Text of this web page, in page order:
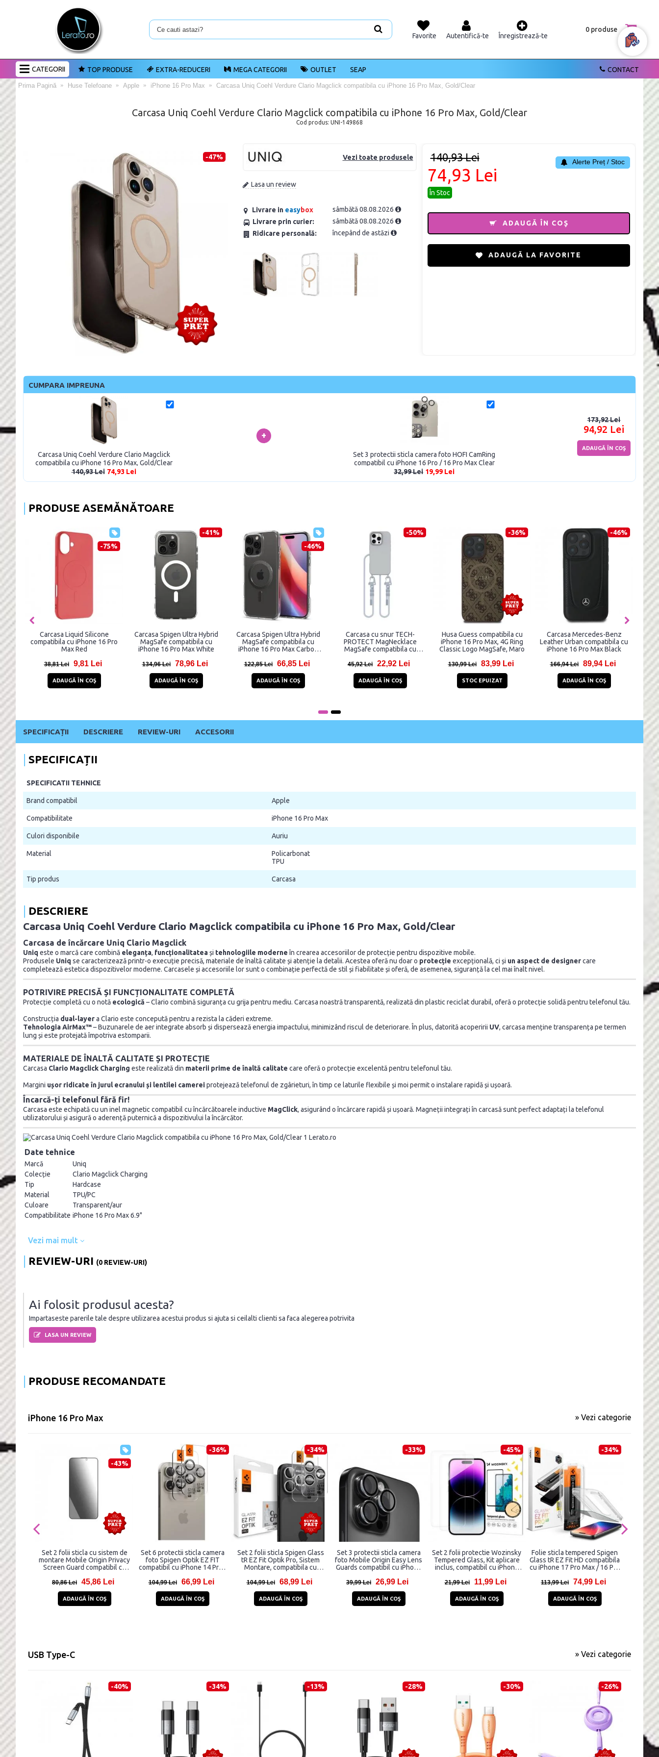
Favorite Autentifică-te Înregistrează-te
0 produse
CATEGORII CONTACT
TOP PRODUSE EXTRA-REDUCERI MEGA CATEGORII OUTLET SEAP
Prima Pagină Huse Telefoane Apple iPhone 16 Pro Max Carcasa Uniq Coehl Verdure Clario Magclick compatibila cu iPhone 16 Pro Max, Gold/Clear
Carcasa Uniq Coehl Verdure Clario Magclick compatibila cu iPhone 16 Pro Max, Gold/Clear
Cod produs: UNI-149868
-47% Vezi toate produsele
Lasa un review
Livrare in easybox
sâmbătă 08.08.2026
Livrare prin curier:
sâmbătă 08.08.2026
Ridicare personală:
începând de astăzi
140,93 Lei
74,93 Lei
În Stoc
Alerte Preț / Stoc
ADAUGĂ ÎN COŞ
ADAUGĂ LA FAVORITE
CUMPARA IMPREUNA
Carcasa Uniq Coehl Verdure Clario Magclick
compatibila cu iPhone 16 Pro Max, Gold/Clear
140,93 Lei 74,93 Lei
+
Set 3 protectii sticla camera foto HOFI CamRing
compatibil cu iPhone 16 Pro / 16 Pro Max Clear
32,99 Lei 19,99 Lei
173,92 Lei
94,92 Lei
ADAUGĂ ÎN COŞ
PRODUSE ASEMĂNĂTOARE
-50%
Carcasa cu snur TECH-
PROTECT MagNecklace
MagSafe compatibila cu
iPhone 16 Pro Max Grey
45,92 Lei 22,92 Lei
ADAUGĂ ÎN COŞ
-36%
Husa Guess compatibila cu
iPhone 16 Pro Max, 4G Ring
Classic Logo MagSafe, Maro
83,99 Lei
STOC EPUIZAT
-46%
Carcasa Mercedes-Benz
Leather Urban compatibila cu
iPhone 16 Pro Max Black
166,94 Lei 89,94 Lei
ADAUGĂ ÎN COŞ
-46%
Carcasa CARE by
PanzerGlass Fashion, cu
MagSafe, compatibila cu
132,84 Lei 71,84 Lei
ADAUGĂ ÎN COŞ
-44%
Carcasa BMW Motosport IML
Circle cu MagSafe
compatibila cu iPhone 16 Pro
77,95 Lei
ADAUGĂ ÎN COŞ
-34%
Carcasa Guess IML Flowers
Allover Electro cu MagSafe
compatibila cu iPhone 16 Pro
140,99 Lei 92,99 Lei
STOC EPUIZAT
Carcasa Guess
Ring cu MagSafe
cu iPhone 16
132,92 Lei
ADAUGĂ
SPECIFICAȚII DESCRIERE REVIEW-URI ACCESORII
SPECIFICAȚII
SPECIFICATII TEHNICE
Brand compatibil Apple
Compatibilitate iPhone 16 Pro Max
Culori disponibile Auriu
Material
Policarbonat
TPU
Tip produs Carcasa
DESCRIERE
Carcasa Uniq Coehl Verdure Clario Magclick compatibila cu iPhone 16 Pro Max, Gold/Clear
Carcasa de încărcare Uniq Clario Magclick
Uniq este o marcă care combină eleganța, funcționalitateași tehnologiile moderneîn crearea accesoriilor de protecție pentru dispozitive mobile.
Produsele Uniq se caracterizează printr-o execuție precisă, materiale de înaltă calitate și atenție la detalii. Acestea oferă nu doar o protecție excepțională, ci și un aspect de designercare
completează estetica dispozitivelor moderne. Carcasele și accesoriile lor sunt o combinație perfectă de stil și fiabilitate și oferă, de asemenea, siguranță la cel mai înalt nivel.
POTRIVIRE PRECISĂ ȘI FUNCȚIONALITATE COMPLETĂ
Protecție completă cu o notă ecologică – Clario combină siguranța cu grija pentru mediu. Carcasa noastră transparentă, realizată din plastic reciclat durabil, oferă o protecție solidă pentru telefonul tău.
Construcția dual-layera Clario este concepută pentru a rezista la căderi extreme.
Tehnologia AirMax™– Buzunarele de aer integrate absorb și dispersează energia impactului, minimizând riscul de deteriorare. În plus, datorită acoperirii UV, carcasa menține transparența pe termen
lung și este protejată împotriva estomparii.
MATERIALE DE ÎNALTĂ CALITATE ȘI PROTECȚIE
Carcasa Clario Magclick Charging este realizată din materii prime de înaltă calitate care oferă o protecție excelentă pentru telefonul tău.
Margini ușor ridicate în jurul ecranului și lentilei camereiprotejează telefonul de zgârieturi, în timp ce laturile flexibile și moi permit o instalare rapidă și ușoară.
Încarcă-ți telefonul fără fir!
Carcasa este echipată cu un inel magnetic compatibil cu încărcătoarele inductive MagClick, asigurând o încărcare rapidă și ușoară. Magneții integrați în carcasă sunt perfect adaptați la telefonul
utilizatorului și asigură o aderență puternică a dispozitivului la încărcător.
Date tehnice
Marcă
Uniq
Colecție
Clario Magclick Charging
Tip
Hardcase
Material
TPU/PC
Culoare
Transparent/aur
Compatibilitate iPhone 16 Pro Max 6.9"
Vezi mai mult
REVIEW-URI (0 REVIEW-URI)
Ai folosit produsul acesta?
Impartaseste parerile tale despre utilizarea acestui produs si ajuta si ceilalti clienti sa faca alegerea potrivita
LASA UN REVIEW
PRODUSE RECOMANDATE
iPhone 16 Pro Max » Vezi categorie
-43%
Set 2 folii sticla cu sistem de
montare Mobile Origin Privacy
Screen Guard compatibil cu
80,86 Lei 45,86 Lei
ADAUGĂ ÎN COŞ
-36%
Set 6 protectii sticla camera
foto Spigen Optik EZ FIT
compatibil cu iPhone 14 Pro /
Max / 16 Pro / 16 Pro Max
104,99 Lei 66,99 Lei
ADAUGĂ ÎN COŞ
-34%
Set 2 folii sticla Spigen Glass
tR EZ Fit Optik Pro, Sistem
Montare, compatibila cu
Pro/Pro Max, 16 Pro/Pro Max,
104,99 Lei 68,99 Lei
ADAUGĂ ÎN COŞ
-33%
Set 3 protectii sticla camera
foto Mobile Origin Easy Lens
Guards compatibil cu iPhone
39,99 Lei 26,99 Lei
ADAUGĂ ÎN COŞ
-45%
Set 2 folii protectie Wozinsky
Tempered Glass, Kit aplicare
inclus, compatibil cu iPhone
Max, Transparent
21,99 Lei 11,99 Lei
ADAUGĂ ÎN COŞ
-34%
Folie sticla tempered Spigen
Glass tR EZ Fit HD compatibila
cu iPhone 17 Pro Max / 16 Pro
113,99 Lei 74,99 Lei
ADAUGĂ ÎN COŞ
Set 3
foto
cu
USB Type-C » Vezi categorie
-40% -34% -13% -28% -30% -26%